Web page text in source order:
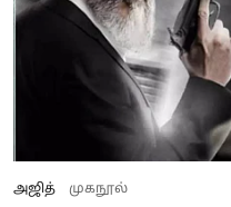
அஜித் முகநூல்